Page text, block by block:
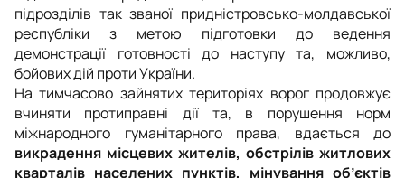
підрозділів так званої придністровсько-молдавської
республіки з метою підготовки до ведення
демонстрації готовності до наступу та, можливо,
бойових дій проти України.
На тимчасово зайнятих територіях ворог продовжує
вчиняти протиправні дії та, в порушення норм
міжнародного гуманітарного права, вдається до
викрадення місцевих жителів, обстрілів житлових
кварталів населених пунктів, мінування об’єктів